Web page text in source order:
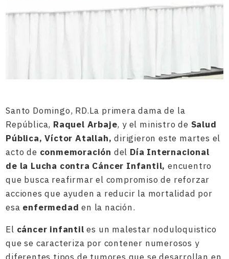
Santo Domingo, RD.La primera dama de la
República, Raquel Arbaje, y el ministro de Salud
Pública,Víctor Atallah, dirigieron este martes el
acto de conmemoración del Día Internacional
de la Lucha contra Cáncer Infantil,encuentro
que busca reafirmar el compromiso de reforzar
acciones que ayuden a reducir la mortalidad por
esa enfermedad en la nación.
El cáncer infantil es un malestar noduloquistico
que se caracteriza por contener numerosos y